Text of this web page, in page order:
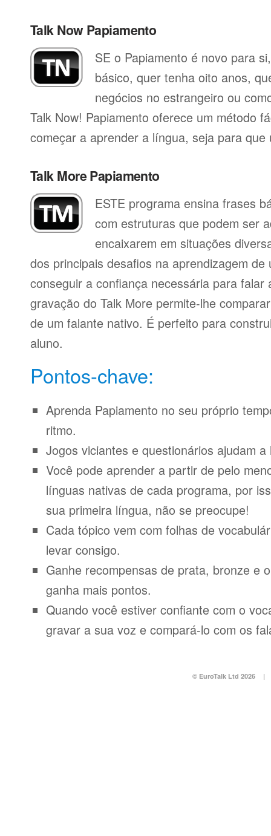
Talk Now Papiamento
SE o Papiamento é novo para
básico, quer tenha oito anos,
negócios no estrangeiro ou
Talk Now! Papiamento oferece um método
começar a aprender a língua, seja para que
Talk More Papiamento
ESTE programa ensina frases
com estruturas que podem ser
encaixarem em situações
dos principais desafios na aprendizagem
conseguir a confiança necessária para
gravação do Talk More permite-lhe
de um falante nativo. É perfeito para
aluno.
Pontos-chave:
Aprenda Papiamento no seu próprio
ritmo.
Jogos viciantes e questionários ajudam
Você pode aprender a partir de pelo
línguas nativas de cada programa, por
sua primeira língua, não se preocupe!
Cada tópico vem com folhas de
levar consigo.
Ganhe recompensas de prata, bronze e
ganha mais pontos.
Quando você estiver confiante com o
gravar a sua voz e compará-lo com os
© EuroTalk Ltd 2026 |